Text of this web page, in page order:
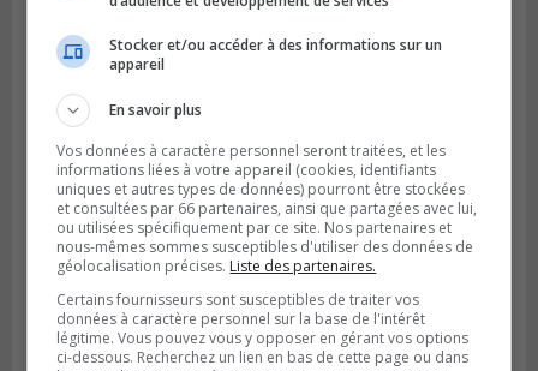
SAINT-CATHERINE
Publié le 30 juillet 2026 à 07h58
Sainte-Catherine prolonge son aide
financière au Complexe Le Partage
Stocker et/ou accéder à des informations sur un
appareil
En savoir plus
Vos données à caractère personnel seront traitées, et les
informations liées à votre appareil (cookies, identifiants
uniques et autres types de données) pourront être stockées
et consultées par 66 partenaires, ainsi que partagées avec lui,
ou utilisées spécifiquement par ce site. Nos partenaires et
nous-mêmes sommes susceptibles d'utiliser des données de
géolocalisation précises. Liste des partenaires.
Certains fournisseurs sont susceptibles de traiter vos
données à caractère personnel sur la base de l'intérêt
légitime. Vous pouvez vous y opposer en gérant vos options
ci-dessous. Recherchez un lien en bas de cette page ou dans